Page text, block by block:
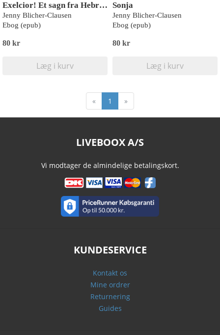
Exelcior! Et sagn fra Hebriderne
Jenny Blicher-Clausen
Ebog (epub)
80 kr
Læg i kurv
Sonja
Jenny Blicher-Clausen
Ebog (epub)
80 kr
Læg i kurv
« 1 »
LIVEBOOX A/S
Vi modtager de almindelige betalingskort.
KUNDESERVICE
Kontakt os
Mine ordrer
Returnering
Guides